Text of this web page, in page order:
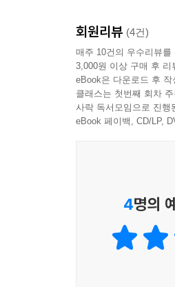
내 사진에 어떤 문제
하는지부터 방향을
3. 따라하는 것만으
- 풍경, 인물, 다큐멘
배울 때는 하나하나
- 사진작가의 판매
- 전문가의 실제 보
이 책의 예제들은
회원리뷰 (4건)
매주 10건의 우수리뷰
3,000원 이상 구매 후 리
eBook은 다운로드 후
클래스는 첫번째 회차
사락 독서모임으로 진행
eBook 페이백, CD/LP,
4명의